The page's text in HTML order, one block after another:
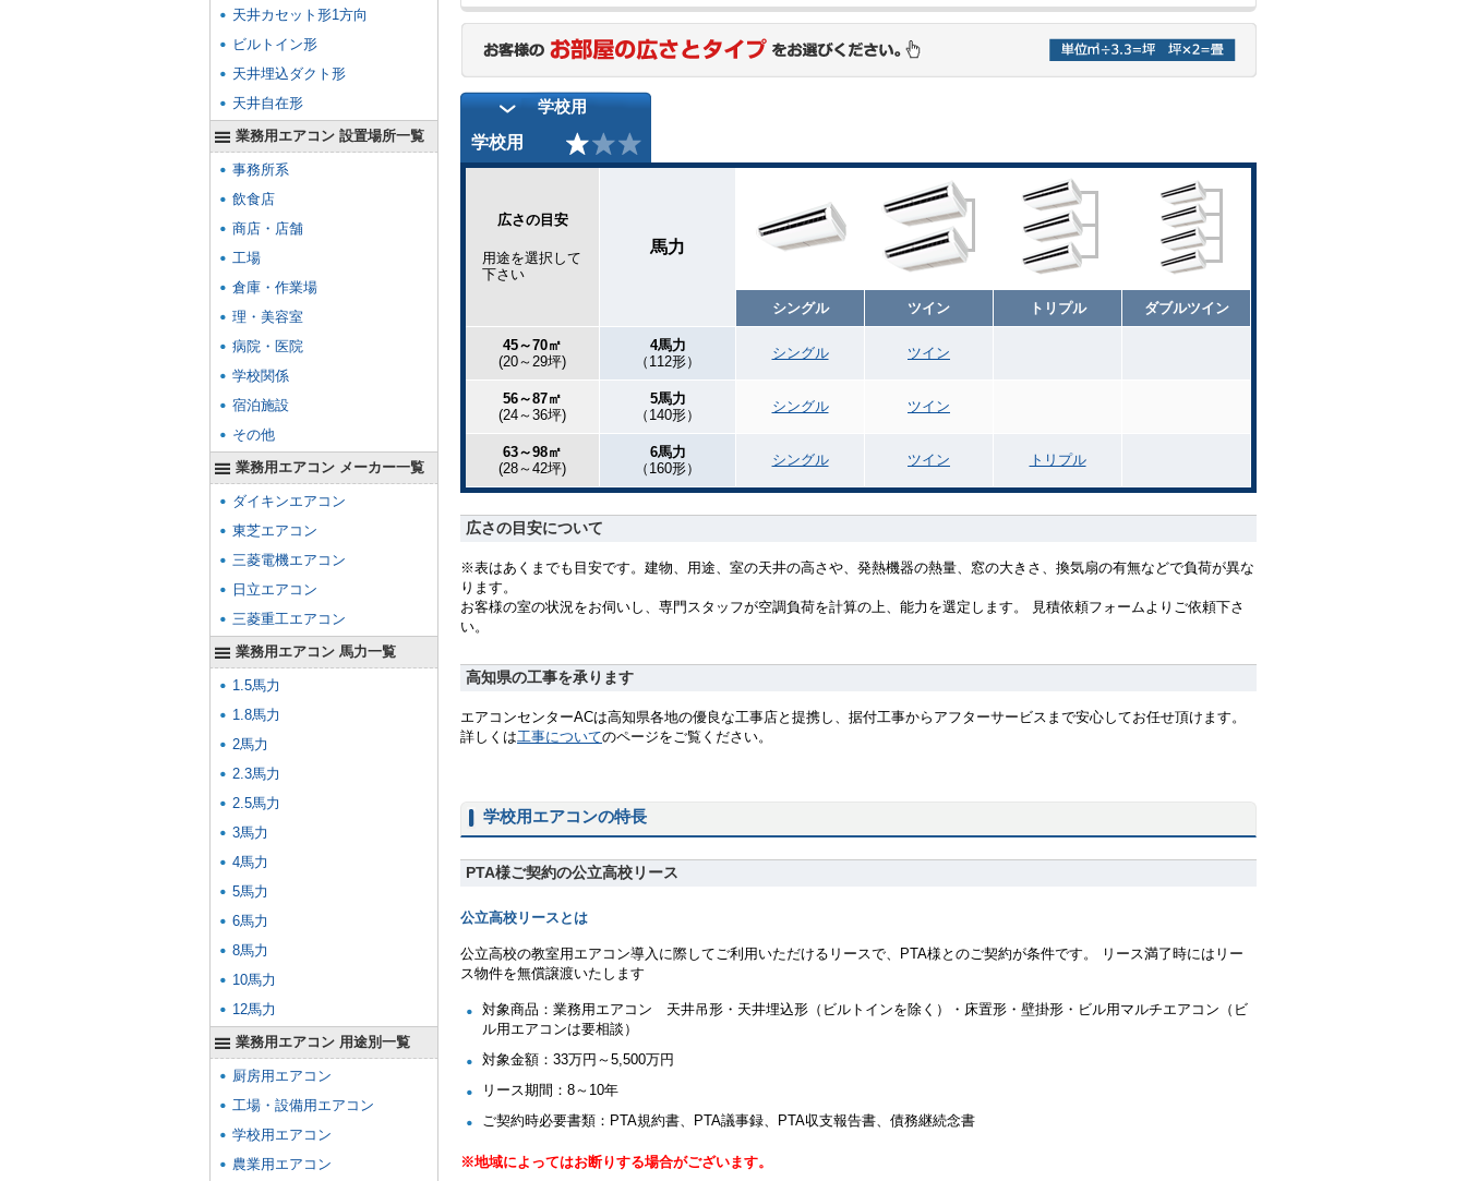
学校用
学校用
広さの目安
用途を選択して
下さい
馬力
シングル ツイン トリプル ダブルツイン
45～70㎡
(20～29坪)
4馬力
（112形）
シングル ツイン
56～87㎡
(24～36坪)
5馬力
（140形）
シングル ツイン
63～98㎡
(28～42坪)
6馬力
（160形）
シングル ツイン トリプル
広さの目安について
※表はあくまでも目安です。建物、用途、室の天井の高さや、発熱機器の熱量、窓の大きさ、換気扇の有無などで負荷が異な
ります。
お客様の室の状況をお伺いし、専門スタッフが空調負荷を計算の上、能力を選定します。 見積依頼フォームよりご依頼下さ
い。
高知県の工事を承ります
エアコンセンターACは高知県各地の優良な工事店と提携し、据付工事からアフターサービスまで安心してお任せ頂けます。
詳しくは工事についてのページをご覧ください。
学校用エアコンの特長
PTA様ご契約の公立高校リース
公立高校リースとは
公立高校の教室用エアコン導入に際してご利用いただけるリースで、PTA様とのご契約が条件です。 リース満了時にはリー
ス物件を無償譲渡いたします
対象商品：業務用エアコン 天井吊形・天井埋込形（ビルトインを除く）・床置形・壁掛形・ビル用マルチエアコン（ビ
ル用エアコンは要相談）
対象金額：33万円～5,500万円
リース期間：8～10年
ご契約時必要書類：PTA規約書、PTA議事録、PTA収支報告書、債務継続念書
※地域によってはお断りする場合がございます。
天井カセット形1方向
ビルトイン形
天井埋込ダクト形
天井自在形
業務用エアコン 設置場所一覧
事務所系
飲食店
商店・店舗
工場
倉庫・作業場
理・美容室
病院・医院
学校関係
宿泊施設
その他
業務用エアコン メーカー一覧
ダイキンエアコン
東芝エアコン
三菱電機エアコン
日立エアコン
三菱重工エアコン
業務用エアコン 馬力一覧
1.5馬力
1.8馬力
2馬力
2.3馬力
2.5馬力
3馬力
4馬力
5馬力
6馬力
8馬力
10馬力
12馬力
業務用エアコン 用途別一覧
厨房用エアコン
工場・設備用エアコン
学校用エアコン
農業用エアコン